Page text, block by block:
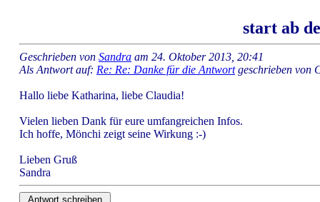
start ab
Geschrieben von Sandra am 24. Oktober 2013, 20:41
Als Antwort auf: Re: Re: Danke für die Antwortgeschrieben von
Hallo liebe Katharina, liebe Claudia!
Vielen lieben Dank für eure umfangreichen Infos.
Ich hoffe, Mönchi zeigt seine Wirkung :-)
Lieben Gruß
Sandra